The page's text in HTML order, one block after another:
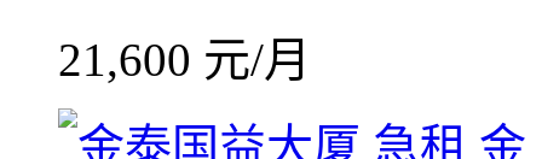
21,600 元/月